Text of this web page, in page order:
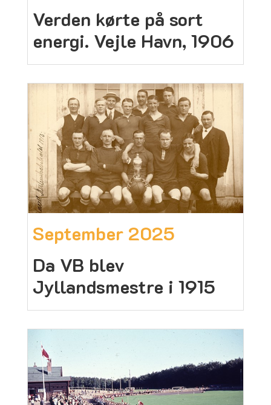
Verden kørte på sort
energi. Vejle Havn, 1906
September 2025
Da VB blev
Jyllandsmestre i 1915